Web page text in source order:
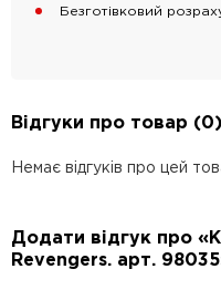
Безготівковий
Відгуки про товар (0)
Немає відгуків про цей
Додати відгук про
Revengers. арт.